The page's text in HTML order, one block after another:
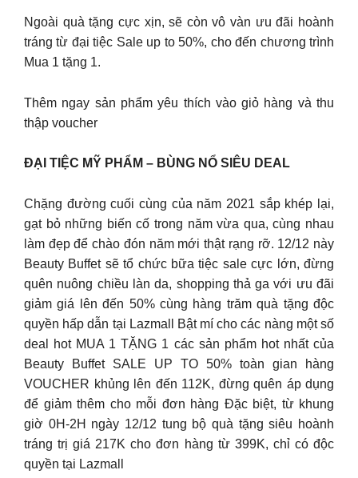
Ngoài quà tặng cực xịn, sẽ còn vô vàn ưu đãi hoành
tráng từ đại tiệc Sale up to 50%, cho đến chương trình
Mua 1 tặng 1.
Thêm ngay sản phẩm yêu thích vào giỏ hàng và thu
thập voucher
ĐẠI TIỆC MỸ PHẨM – BÙNG NỔ SIÊU DEAL
Chặng đường cuối cùng của năm 2021 sắp khép lại,
gạt bỏ những biến cố trong năm vừa qua, cùng nhau
làm đẹp để chào đón năm mới thật rạng rỡ. 12/12 này
Beauty Buffet sẽ tổ chức bữa tiệc sale cực lớn, đừng
quên nuông chiều làn da, shopping thả ga với ưu đãi
giảm giá lên đến 50% cùng hàng trăm quà tặng độc
quyền hấp dẫn tại Lazmall Bật mí cho các nàng một số
deal hot MUA 1 TẶNG 1 các sản phẩm hot nhất của
Beauty Buffet SALE UP TO 50% toàn gian hàng
VOUCHER khủng lên đến 112K, đừng quên áp dụng
để giảm thêm cho mỗi đơn hàng Đặc biệt, từ khung
giờ 0H-2H ngày 12/12 tung bộ quà tặng siêu hoành
tráng trị giá 217K cho đơn hàng từ 399K, chỉ có độc
quyền tại Lazmall